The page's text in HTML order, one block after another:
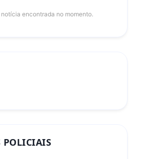
encontrada no momento.
POLICIAIS